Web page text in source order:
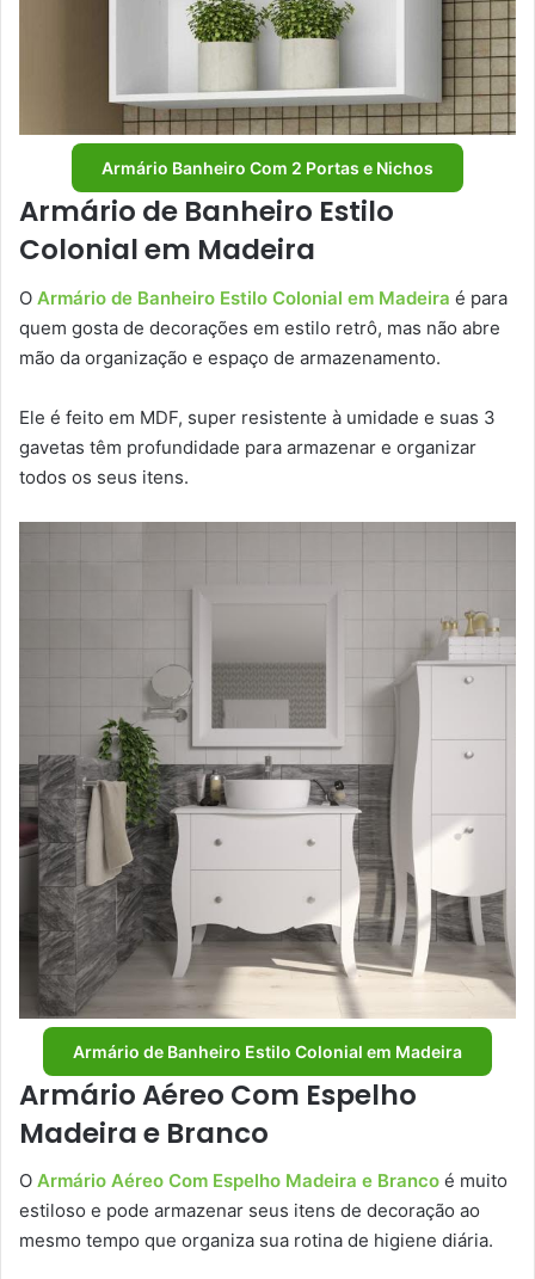
Armário Banheiro Com 2 Portas e Nichos
Armário de Banheiro Estilo
Colonial em Madeira
O Armário de Banheiro Estilo Colonial em Madeira é para
quem gosta de decorações em estilo retrô, mas não abre
mão da organização e espaço de armazenamento.
Ele é feito em MDF, super resistente à umidade e suas 3
gavetas têm profundidade para armazenar e organizar
todos os seus itens.
Armário de Banheiro Estilo Colonial em Madeira
Armário Aéreo Com Espelho
Madeira e Branco
O Armário Aéreo Com Espelho Madeira e Branco é muito
estiloso e pode armazenar seus itens de decoração ao
mesmo tempo que organiza sua rotina de higiene diária.